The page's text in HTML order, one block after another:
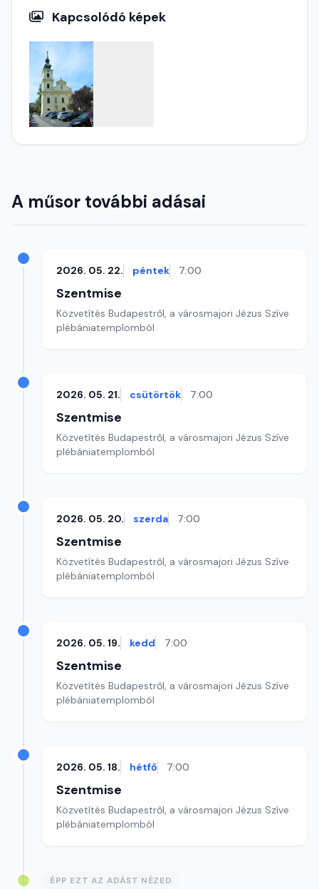
Kapcsolódó képek
A műsor további adásai
2026. 05. 22. péntek 7:00
Szentmise
Közvetítés Budapestről, a városmajori Jézus Szíve
plébániatemplomból
2026. 05. 21. csütörtök 7:00
Szentmise
Közvetítés Budapestről, a városmajori Jézus Szíve
plébániatemplomból
2026. 05. 20. szerda 7:00
Szentmise
Közvetítés Budapestről, a városmajori Jézus Szíve
plébániatemplomból
2026. 05. 19. kedd 7:00
Szentmise
Közvetítés Budapestről, a városmajori Jézus Szíve
plébániatemplomból
2026. 05. 18. hétfő 7:00
Szentmise
Közvetítés Budapestről, a városmajori Jézus Szíve
plébániatemplomból
ÉPP EZT AZ ADÁST NÉZED